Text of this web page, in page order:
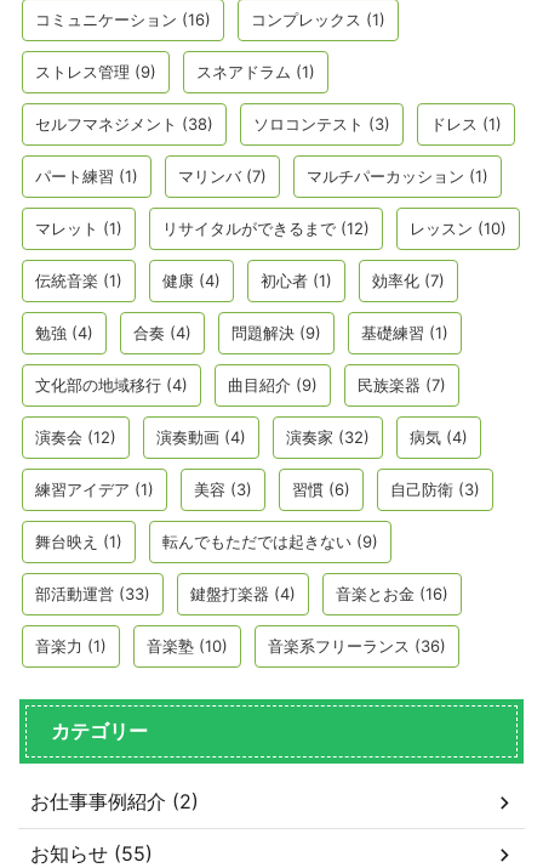
コミュニケーション (16) コンプレックス (1)
ストレス管理 (9) スネアドラム (1)
セルフマネジメント (38) ソロコンテスト (3) ドレス (1)
パート練習 (1) マリンバ(7) マルチパーカッション (1)
マレット (1) リサイタルができるまで (12) レッスン (10)
伝統音楽 (1) 健康 (4) 初心者 (1) 効率化 (7)
勉強 (4) 合奏 (4) 問題解決 (9) 基礎練習 (1)
文化部の地域移行 (4) 曲目紹介 (9) 民族楽器 (7)
演奏会 (12) 演奏動画 (4) 演奏家 (32) 病気 (4)
練習アイデア (1) 美容 (3) 習慣 (6) 自己防衛 (3)
舞台映え (1) 転んでもただでは起きない (9)
部活動運営 (33) 鍵盤打楽器 (4) 音楽とお金 (16)
音楽力 (1) 音楽塾 (10) 音楽系フリーランス (36)
カテゴリー
お仕事事例紹介 (2)
お知らせ (55)